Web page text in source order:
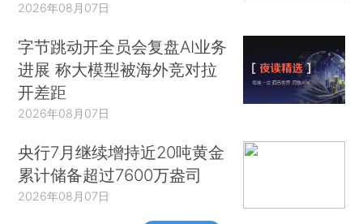
2026年08月07日
字节跳动开全员会复盘AI业务
进展 称大模型被海外竞对拉
开差距
2026年08月07日
央行7月继续增持近20吨黄金
累计储备超过7600万盎司
2026年08月07日